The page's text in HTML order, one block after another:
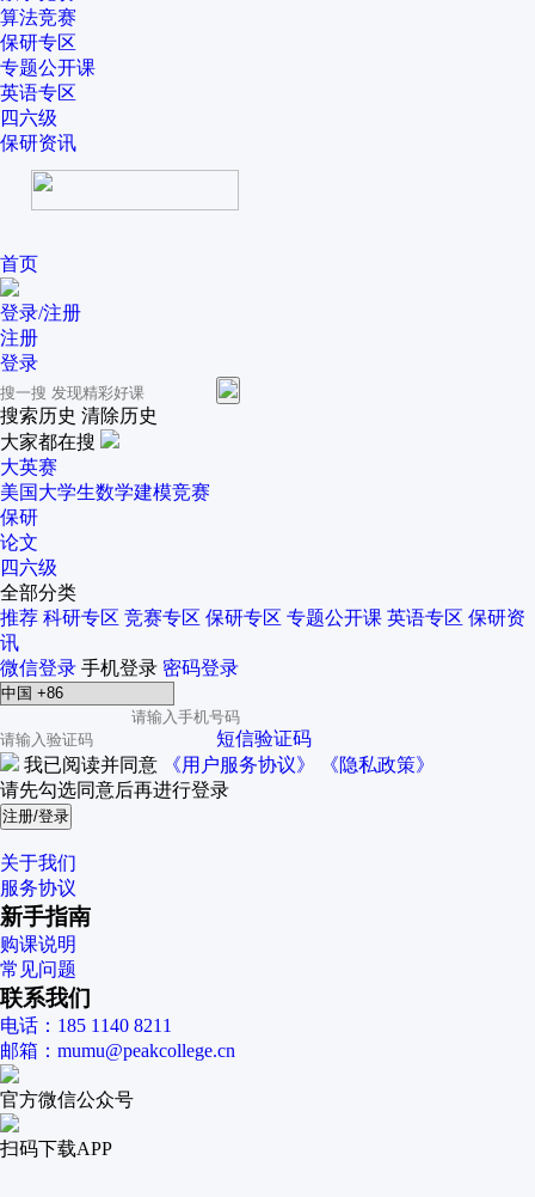
算法竞赛
保研专区
专题公开课
英语专区
四六级
保研资讯
首页
登录/注册
注册
登录
搜索历史 清除历史
大家都在搜
大英赛
美国大学生数学建模竞赛
保研
论文
四六级
全部分类
推荐 科研专区 竞赛专区 保研专区 专题公开课 英语专区 保研资
讯
微信登录 手机登录 密码登录
短信验证码
我已阅读并同意
《用户服务协议》
《隐私政策》
请先勾选同意后再进行登录
注册/登录
关于我们
服务协议
新手指南
购课说明
常见问题
联系我们
电话：185 1140 8211
邮箱：mumu@peakcollege.cn
官方微信公众号
扫码下载APP